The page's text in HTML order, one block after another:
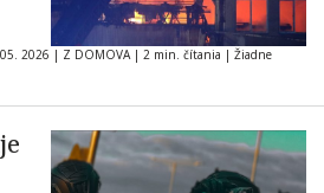
2026 | Z DOMOVA | 2 min. čítania | Žiadne